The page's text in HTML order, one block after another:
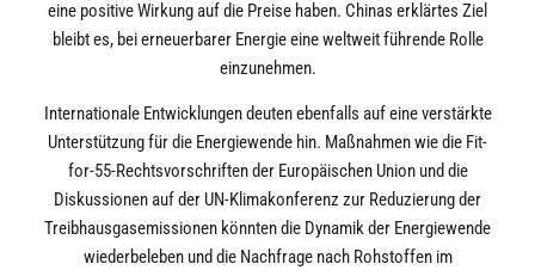
eine positive Wirkung auf die Preise haben. Chinas erklärtes Ziel
bleibt es, bei erneuerbarer Energie eine weltweit führende Rolle
einzunehmen.
Internationale Entwicklungen deuten ebenfalls auf eine verstärkte
Unterstützung für die Energiewende hin. Maßnahmen wie die Fit-
for-55-Rechtsvorschriften der Europäischen Union und die
Diskussionen auf der UN-Klimakonferenz zur Reduzierung der
Treibhausgasemissionen könnten die Dynamik der Energiewende
wiederbeleben und die Nachfrage nach Rohstoffen im